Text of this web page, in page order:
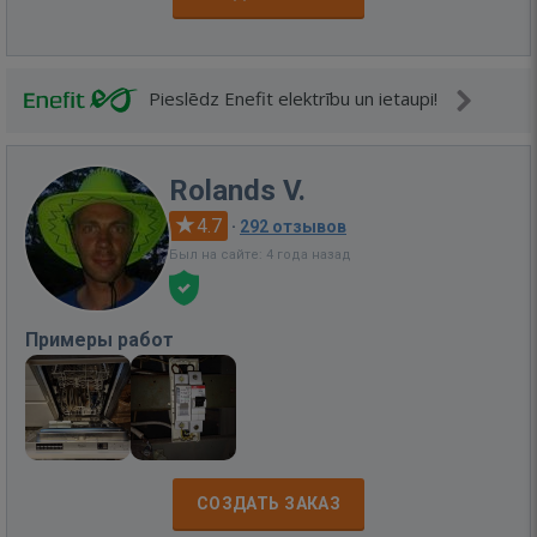
Pieslēdz Enefit elektrību un ietaupi!
Rolands V.
4.7 · 292 отзывов
Был на сайте: 4 года назад
Примеры работ
СОЗДАТЬ ЗАКАЗ